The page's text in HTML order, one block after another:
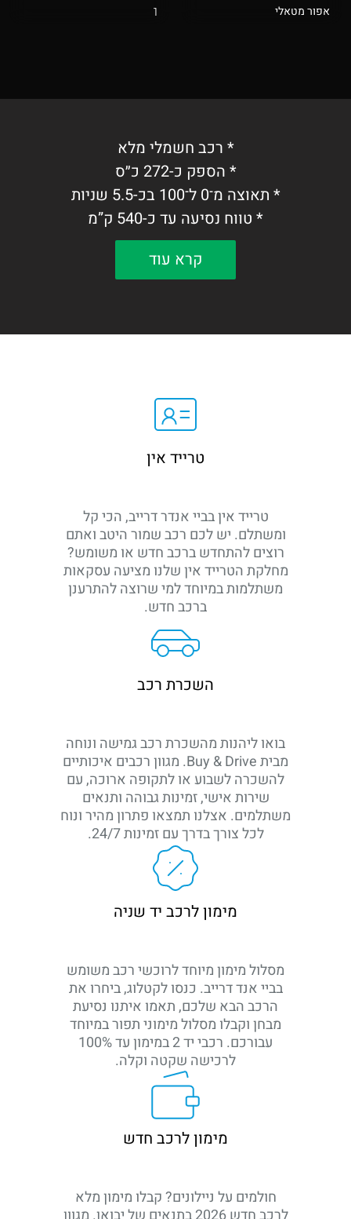
אפור מטאלי
1
* רכב חשמלי מלא
* הספק כ-272 כ״ס
* תאוצה מ־0 ל־100 בכ-5.5 שניות
* טווח נסיעה עד כ-540 ק”מ
בטיחות מתקדמות
קרא עוד
טרייד אין
טרייד אין בביי אנדר דרייב, הכי קל
ומשתלם. יש לכם רכב שמור היטב ואתם
רוצים להתחדש ברכב חדש או משומש?
מחלקת הטרייד אין שלנו מציעה עסקאות
משתלמות במיוחד למי שרוצה להתרענן
ברכב חדש.
השכרת רכב
בואו ליהנות מהשכרת רכב גמישה ונוחה
מבית Buy & Drive. מגוון רכבים איכותיים
להשכרה לשבוע או לתקופה ארוכה, עם
שירות אישי, זמינות גבוהה ותנאים
משתלמים. אצלנו תמצאו פתרון מהיר ונוח
לכל צורך בדרך עם זמינות 24/7.
מימון לרכב יד שניה
מסלול מימון מיוחד לרוכשי רכב משומש
בביי אנד דרייב. כנסו לקטלוג, ביחרו את
הרכב הבא שלכם, תאמו איתנו נסיעת
מבחן וקבלו מסלול מימוני תפור במיוחד
עבורכם. רכבי יד 2 במימון עד 100%
לרכישה שקטה וקלה.
מימון לרכב חדש
חולמים על ניילונים? קבלו מימון מלא